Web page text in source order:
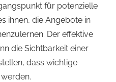
für potenzielle
ihnen, die Angebote in
Der effektive
die Sichtbarkeit einer
dass wichtige